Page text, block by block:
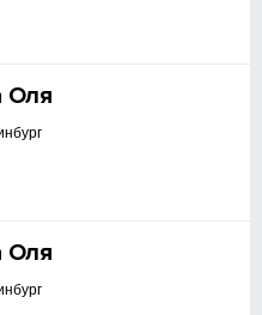
Оля
Оля